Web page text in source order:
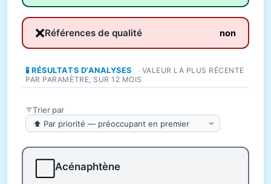
❌Références de qualité non
🧪 RÉSULTATS D'ANALYSES
· VALEUR LA PLUS RÉCENTE
PAR PARAMÈTRE, SUR 12 MOIS
Trier par
Acénaphtène